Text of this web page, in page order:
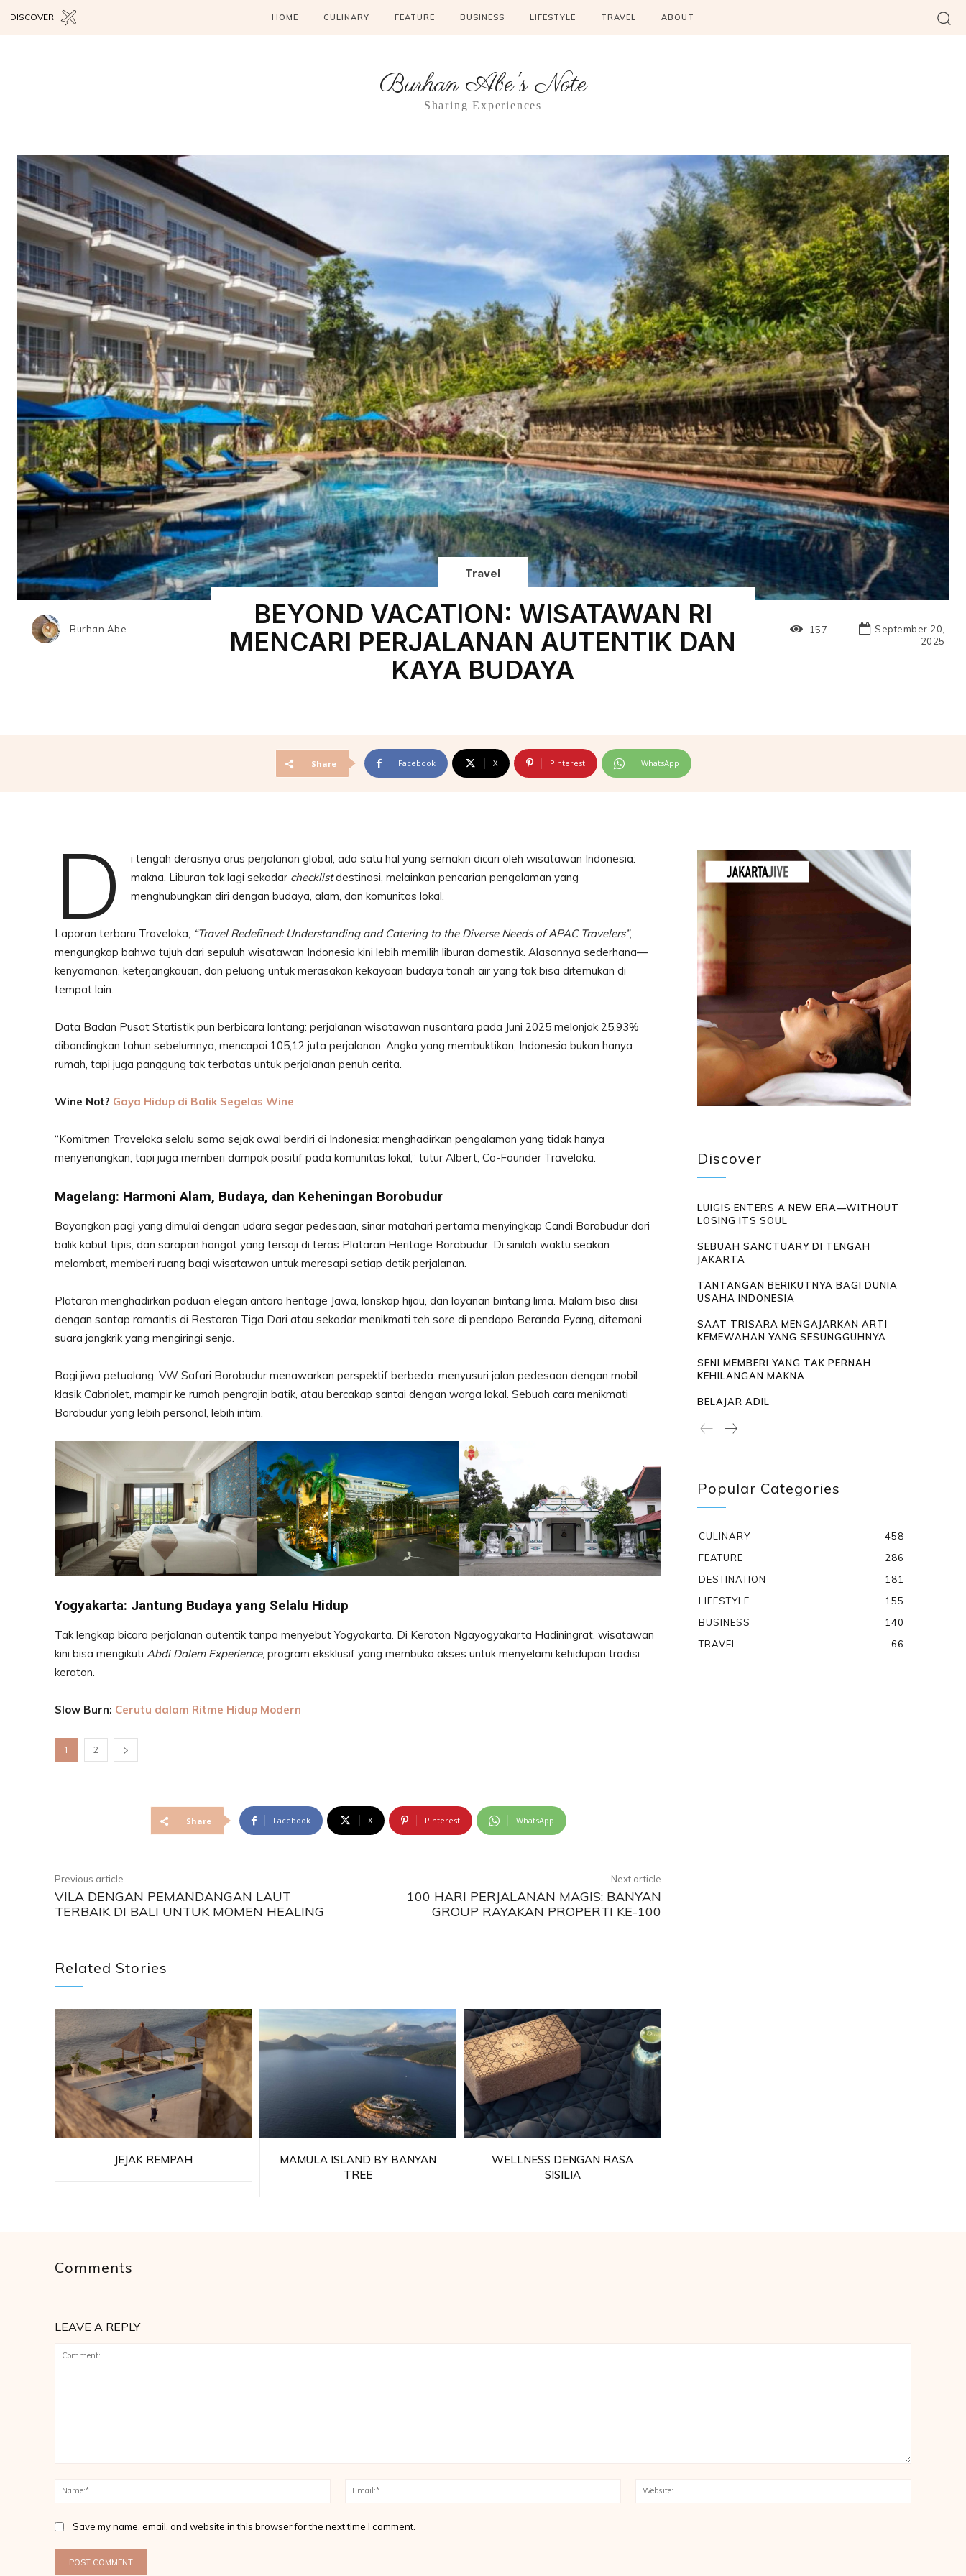
HOME CULINARY FEATURE BUSINESS LIFESTYLE TRAVEL ABOUT
DISCOVER
Burhan Abe's Note
Sharing Experiences
Burhan Abe
Travel
BEYOND VACATION: WISATAWAN RI
MENCARI PERJALANAN AUTENTIK DAN
KAYA BUDAYA
157
September 20,
2025
Share Facebook X Pinterest WhatsApp
D
i tengah derasnya arus perjalanan global, ada satu hal yang semakin dicari oleh wisatawan Indonesia:
makna. Liburan tak lagi sekadar checklistdestinasi, melainkan pencarian pengalaman yang
menghubungkan diri dengan budaya, alam, dan komunitas lokal.
Laporan terbaru Traveloka, “Travel Redefined: Understanding and Catering to the Diverse Needs of APAC Travelers”,
mengungkap bahwa tujuh dari sepuluh wisatawan Indonesia kini lebih memilih liburan domestik. Alasannya sederhana—
kenyamanan, keterjangkauan, dan peluang untuk merasakan kekayaan budaya tanah air yang tak bisa ditemukan di
tempat lain.
Data Badan Pusat Statistik pun berbicara lantang: perjalanan wisatawan nusantara pada Juni 2025 melonjak 25,93%
dibandingkan tahun sebelumnya, mencapai 105,12 juta perjalanan. Angka yang membuktikan, Indonesia bukan hanya
rumah, tapi juga panggung tak terbatas untuk perjalanan penuh cerita.
Wine Not? Gaya Hidup di Balik Segelas Wine
“Komitmen Traveloka selalu sama sejak awal berdiri di Indonesia: menghadirkan pengalaman yang tidak hanya
menyenangkan, tapi juga memberi dampak positif pada komunitas lokal,” tutur Albert, Co-Founder Traveloka.
Magelang: Harmoni Alam, Budaya, dan Keheningan Borobudur
Bayangkan pagi yang dimulai dengan udara segar pedesaan, sinar matahari pertama menyingkap Candi Borobudur dari
balik kabut tipis, dan sarapan hangat yang tersaji di teras Plataran Heritage Borobudur. Di sinilah waktu seakan
melambat, memberi ruang bagi wisatawan untuk meresapi setiap detik perjalanan.
Plataran menghadirkan paduan elegan antara heritage Jawa, lanskap hijau, dan layanan bintang lima. Malam bisa diisi
dengan santap romantis di Restoran Tiga Dari atau sekadar menikmati teh sore di pendopo Beranda Eyang, ditemani
suara jangkrik yang mengiringi senja.
Bagi jiwa petualang, VW Safari Borobudur menawarkan perspektif berbeda: menyusuri jalan pedesaan dengan mobil
klasik Cabriolet, mampir ke rumah pengrajin batik, atau bercakap santai dengan warga lokal. Sebuah cara menikmati
Borobudur yang lebih personal, lebih intim.
Yogyakarta: Jantung Budaya yang Selalu Hidup
Tak lengkap bicara perjalanan autentik tanpa menyebut Yogyakarta. Di Keraton Ngayogyakarta Hadiningrat, wisatawan
kini bisa mengikuti Abdi Dalem Experience, program eksklusif yang membuka akses untuk menyelami kehidupan tradisi
keraton.
Slow Burn: Cerutu dalam Ritme Hidup Modern
1 2
Share Facebook X Pinterest WhatsApp
Previous article
VILA DENGAN PEMANDANGAN LAUT
TERBAIK DI BALI UNTUK MOMEN HEALING
Next article
100 HARI PERJALANAN MAGIS: BANYAN
GROUP RAYAKAN PROPERTI KE-100
Related Stories
JEJAK REMPAH
MAMULA ISLAND BY BANYAN
TREE
WELLNESS DENGAN RASA
SISILIA
Discover
LUIGIS ENTERS A NEW ERA—WITHOUT
LOSING ITS SOUL
SEBUAH SANCTUARY DI TENGAH
JAKARTA
TANTANGAN BERIKUTNYA BAGI DUNIA
USAHA INDONESIA
SAAT TRISARA MENGAJARKAN ARTI
KEMEWAHAN YANG SESUNGGUHNYA
SENI MEMBERI YANG TAK PERNAH
KEHILANGAN MAKNA
BELAJAR ADIL
Popular Categories
CULINARY
458
FEATURE
286
DESTINATION
181
LIFESTYLE
155
BUSINESS
140
TRAVEL
66
Comments
LEAVE A REPLY
Name:*
Email:*
Save my name, email, and website in this browser for the next time I comment.